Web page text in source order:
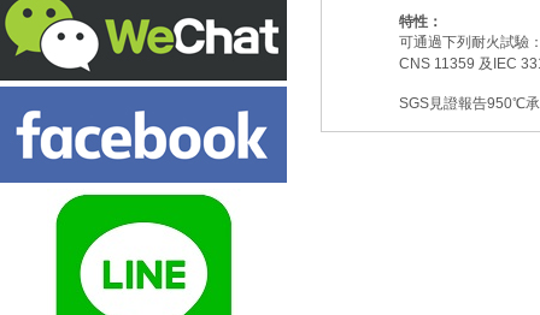
特性：
可通過下列耐火試驗
CNS 11359 及IEC
SGS見證報告950℃